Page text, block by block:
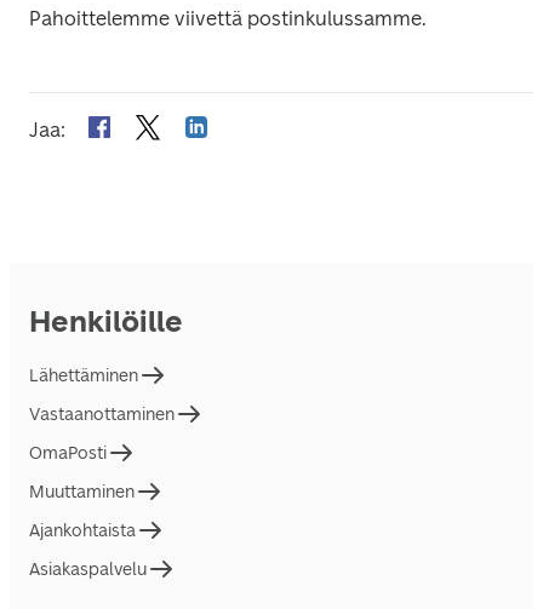
Pahoittelemme viivettä postinkulussamme.
Jaa:
Henkilöille
Lähettäminen
Vastaanottaminen
OmaPosti
Muuttaminen
Ajankohtaista
Asiakaspalvelu